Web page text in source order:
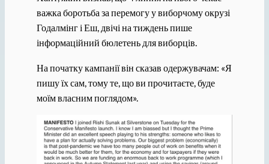
важка боротьба за перемогу у виборчому окрузі
Годалмінг і Еш, двічі на тиждень пише
інформаційний бюлетень для виборців.
На початку кампанії він сказав одержувачам: «Я
пишу їх сам, тому те, що ви прочитаєте, буде
моїм власним поглядом».